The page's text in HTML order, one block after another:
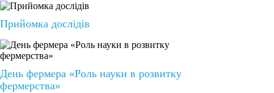
Прийомка дослідів
День фермера «Роль науки в розвитку
фермерства»